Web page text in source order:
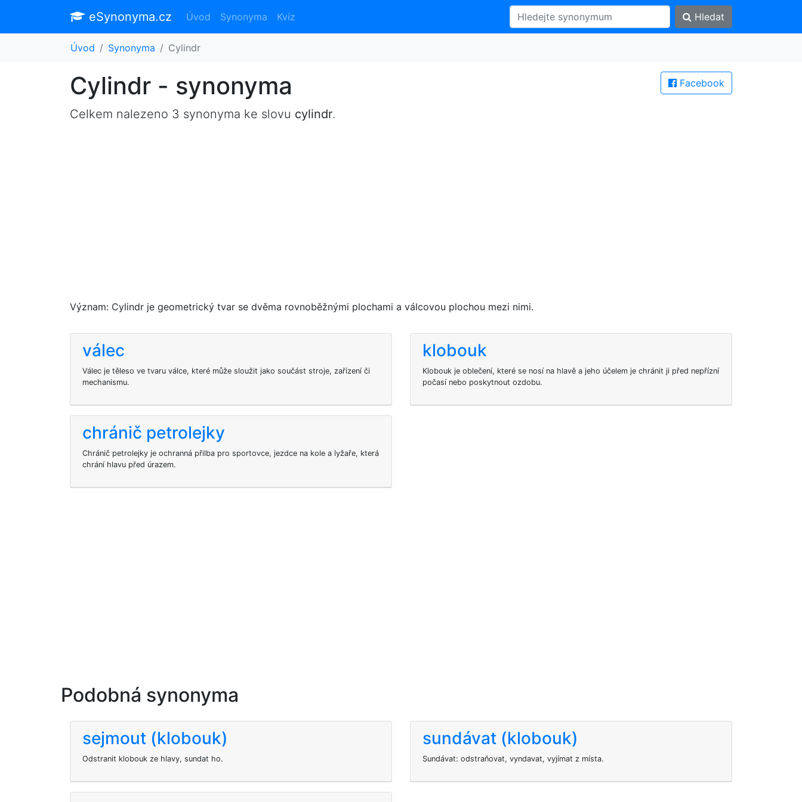
eSynonyma.cz Úvod Synonyma Kvíz Hledat
Úvod Synonyma Cylindr
Facebook
Cylindr - synonyma
Celkem nalezeno 3 synonyma ke slovu cylindr.
Význam: Cylindr je geometrický tvar se dvěma rovnoběžnými plochami a válcovou plochou mezi nimi.
válec
Válec je těleso ve tvaru válce, které může sloužit jako součást stroje, zařízení či
mechanismu.
klobouk
Klobouk je oblečení, které se nosí na hlavě a jeho účelem je chránit ji před nepřízní
počasí nebo poskytnout ozdobu.
chránič petrolejky
Chránič petrolejky je ochranná přilba pro sportovce, jezdce na kole a lyžaře, která
chrání hlavu před úrazem.
Podobná synonyma
sejmout (klobouk)
Odstranit klobouk ze hlavy, sundat ho.
sundávat (klobouk)
Sundávat: odstraňovat, vyndavat, vyjímat z místa.